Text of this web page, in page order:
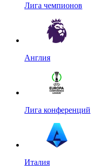
Лига чемпионов
Англия
Лига конференций
Италия